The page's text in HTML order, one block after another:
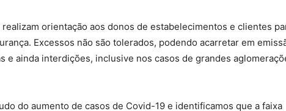
orientação aos donos de estabelecimentos e clientes
Excessos não são tolerados, podendo acarretar em
e ainda interdições, inclusive nos casos de grandes
do aumento de casos de Covid-19 e identificamos que a faixa